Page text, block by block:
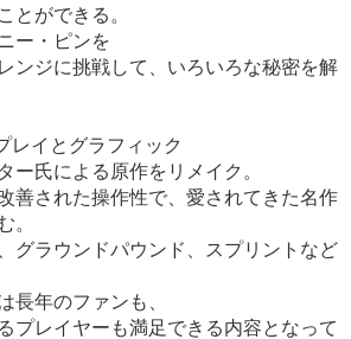
とができる。
ー・ピンを
ンジに挑戦して、いろいろな秘密を解
レイとグラフィック
ー氏による原作をリメイク。
善された操作性で、愛されてきた名作
。
グラウンドパウンド、スプリントなど
長年のファンも、
プレイヤーも満足できる内容となって